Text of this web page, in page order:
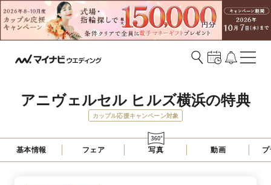
アニヴェルセル ヒルズ横浜の特典
カップル応援キャンペーン対象
基本情報 フェア 写真 動画